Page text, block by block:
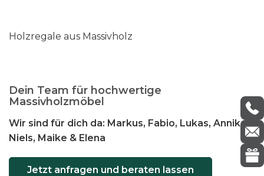
Holzregale aus Massivholz
Dein Team für hochwertige
Massivholzmöbel
Wir sind für dich da: Markus, Fabio, Lukas, Annika,
Niels, Maike & Elena
Jetzt anfragen und beraten lassen